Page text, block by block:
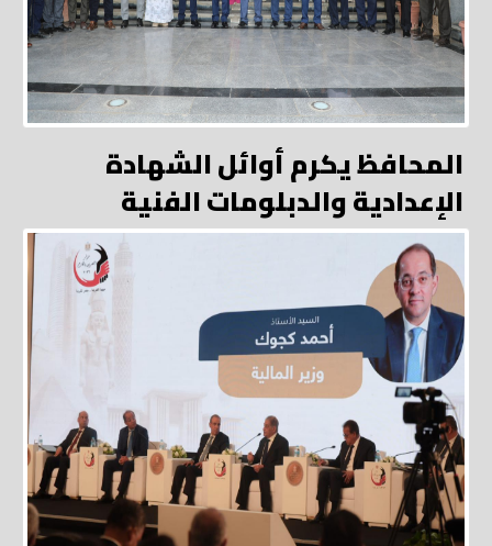
المحافظ يكرم أوائل الشهادة
الإعدادية والدبلومات الفنية